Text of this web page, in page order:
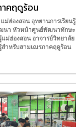
คฤดูร้อน
ม่ฮ่องสอน อุทยานการเรียนรู้
ฒนา หัวหน้าศูนย์พัฒนาทักษะ
แม่ฮ่องสอน อาจารย์วิทยาลัย
ำหรับสามเณรภาคฤดูร้อน